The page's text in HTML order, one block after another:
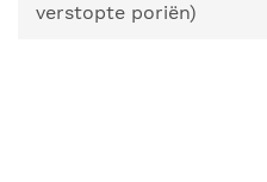
verstopte poriën)